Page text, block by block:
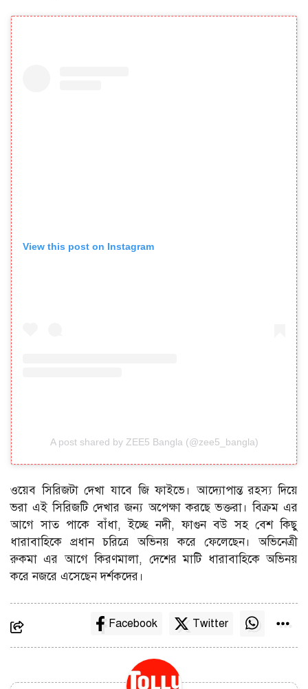
View this post on Instagram
A post shared by ZEE5 Bangla (@zee5_bangla)
ওয়েব সিরিজটা দেখা যাবে জি ফাইভে। আদ্যোপান্ত রহস্য দিয়ে
ভরা এই সিরিজটি দেখার জন্য অপেক্ষা করছে ভক্তরা। বিক্রম এর
আগে সাত পাকে বাঁধা, ইচ্ছে নদী, ফাগুন বউ সহ বেশ কিছু
ধারাবাহিকে প্রধান চরিত্রে অভিনয় করে ফেলেছেন। অভিনেত্রী
রুকমা এর আগে কিরণমালা, দেশের মাটি ধারাবাহিকে অভিনয়
করে নজরে এসেছেন দর্শকদের।
Facebook Twitter